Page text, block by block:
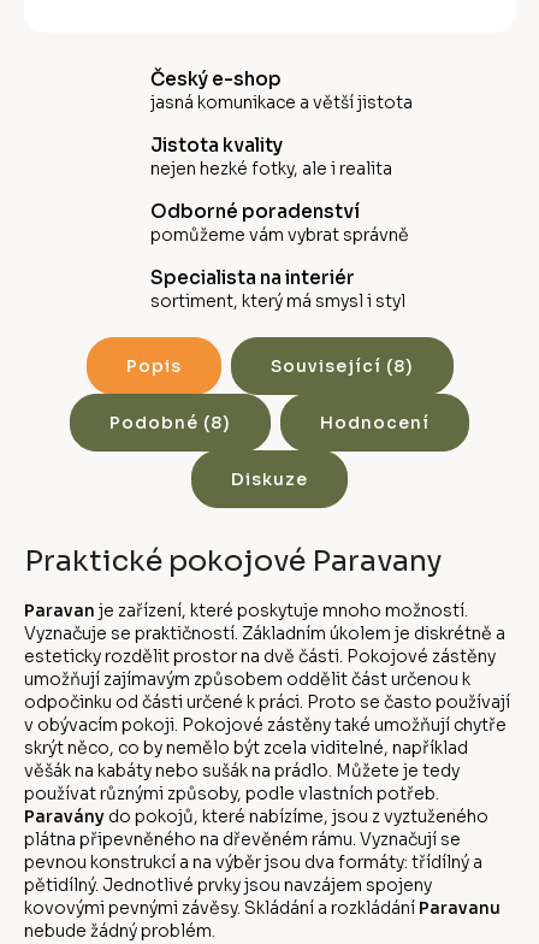
Český e-shop
jasná komunikace a větší jistota
Jistota kvality
nejen hezké fotky, ale i realita
Odborné poradenství
pomůžeme vám vybrat správně
Specialista na interiér
sortiment, který má smysl i styl
Popis Související (8)
Podobné (8) Hodnocení
Diskuze
Praktické pokojové Paravany
Paravan je zařízení, které poskytuje mnoho možností.
Vyznačuje se praktičností. Základním úkolem je diskrétně a
esteticky rozdělit prostor na dvě části. Pokojové zástěny
umožňují zajímavým způsobem oddělit část určenou k
odpočinku od části určené k práci. Proto se často používají
v obývacím pokoji. Pokojové zástěny také umožňují chytře
skrýt něco, co by nemělo být zcela viditelné, například
věšák na kabáty nebo sušák na prádlo. Můžete je tedy
používat různými způsoby, podle vlastních potřeb.
Paravány do pokojů, které nabízíme, jsou z vyztuženého
plátna připevněného na dřevěném rámu. Vyznačují se
pevnou konstrukcí a na výběr jsou dva formáty: třídílný a
pětidílný. Jednotlivé prvky jsou navzájem spojeny
kovovými pevnými závěsy. Skládání a rozkládání Paravanu
nebude žádný problém.